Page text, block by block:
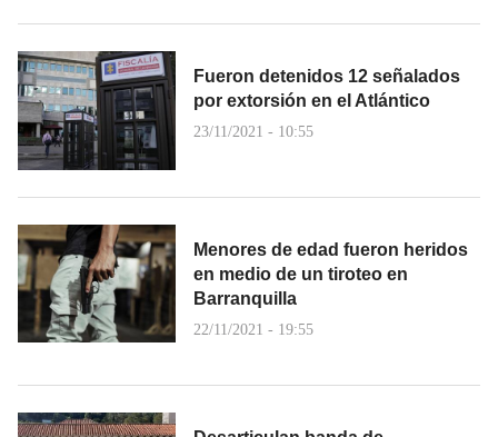
Fueron detenidos 12 señalados
por extorsión en el Atlántico
23/11/2021 - 10:55
Menores de edad fueron heridos
en medio de un tiroteo en
Barranquilla
22/11/2021 - 19:55